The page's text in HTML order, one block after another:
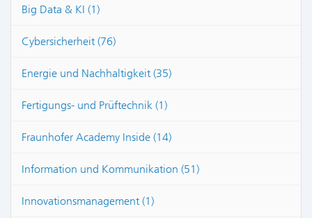
Big Data & KI (1)
Cybersicherheit (76)
Energie und Nachhaltigkeit (35)
Fertigungs- und Prüftechnik (1)
Fraunhofer Academy Inside (14)
Information und Kommunikation (51)
Innovationsmanagement (1)